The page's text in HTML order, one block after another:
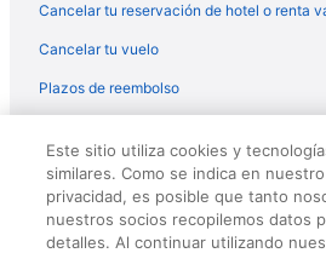
Cancelar tu reservación de hotel o renta
Cancelar tu vuelo
Plazos de reembolso
reserved. Travelocity, the Stars Design,
Design are trademarks or registered
CST# 2083930-50.
Este sitio utiliza cookies y
similares. Como se indica en
privacidad, es posible que tanto
nuestros socios recopilemos datos
detalles. Al continuar utilizando